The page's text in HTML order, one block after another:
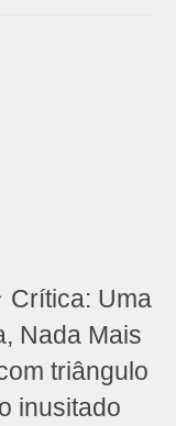
Uma
Nada Mais
triângulo
inusitado